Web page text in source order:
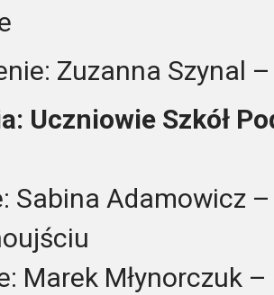
Zuzanna Szynal
Uczniowie Szkół
Sabina Adamowicz
Marek Młynorczuk